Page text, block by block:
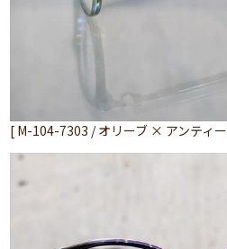
[ M-104-7303 / オリーブ × アンティ